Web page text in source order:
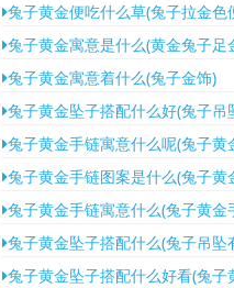
兔子黄金便吃什么草(兔子拉金色
兔子黄金寓意是什么(黄金兔子足
兔子黄金寓意着什么(兔子金饰)
兔子黄金坠子搭配什么好(兔子吊
兔子黄金手链寓意什么呢(兔子黄
兔子黄金手链图案是什么(兔子黄
兔子黄金手链寓意什么(兔子黄金
兔子黄金坠子搭配什么(兔子吊坠
兔子黄金坠子搭配什么好看(兔子